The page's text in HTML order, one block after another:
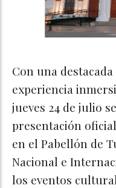
Con una
experiencia
jueves 24 de julio
presentación
en el Pabellón de
Nacional e
los eventos